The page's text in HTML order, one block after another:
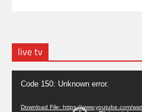
live tv
Video
Player
Code 150: Unknown error.
Download File: https://www.youtube.com/